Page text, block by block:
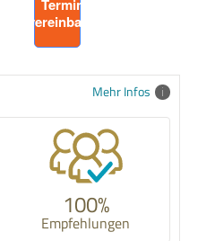
Termin
vereinbaren
Mehr Infos
100%
Empfehlungen